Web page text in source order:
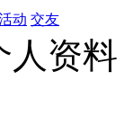
动 交友
人资料